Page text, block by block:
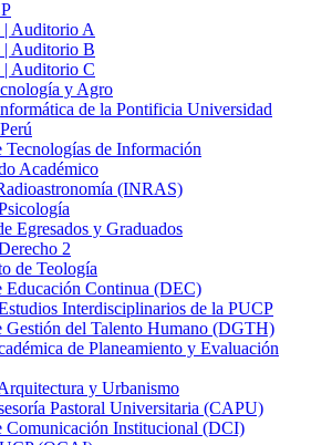
| Auditorio A
| Auditorio B
| Auditorio C
y Agro
de la Pontificia Universidad
Tecnologías de Información
Académico
(INRAS)
Egresados y Graduados
2
de Teología
Educación Continua (DEC)
Interdisciplinarios de la PUCP
Gestión del Talento Humano (DGTH)
de Planeamiento y Evaluación
y Urbanismo
Pastoral Universitaria (CAPU)
Comunicación Institucional (DCI)